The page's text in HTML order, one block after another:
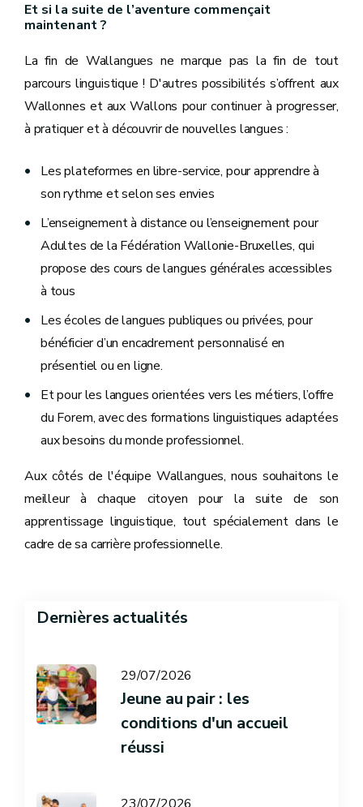
Et si la suite de l’aventure commençait
maintenant ?
La fin de Wallangues ne marque pas la fin de tout
parcours linguistique ! D'autres possibilités s’offrent aux
Wallonnes et aux Wallons pour continuer à progresser,
à pratiquer et à découvrir de nouvelles langues :
Les plateformes en libre-service, pour apprendre à
son rythme et selon ses envies
L’enseignement à distance ou l’enseignement pour
Adultes de la Fédération Wallonie-Bruxelles, qui
propose des cours de langues générales accessibles
à tous
Les écoles de langues publiques ou privées, pour
bénéficier d’un encadrement personnalisé en
présentiel ou en ligne.
Et pour les langues orientées vers les métiers, l’offre
du Forem, avec des formations linguistiques adaptées
aux besoins du monde professionnel.
Aux côtés de l'équipe Wallangues, nous souhaitons le
meilleur à chaque citoyen pour la suite de son
apprentissage linguistique, tout spécialement dans le
cadre de sa carrière professionnelle.
Dernières actualités
29/07/2026
Jeune au pair : les
conditions d'un accueil
réussi